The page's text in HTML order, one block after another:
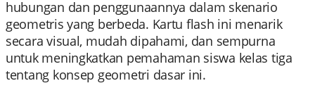
hubungan dan penggunaannya dalam skenario
geometris yang berbeda. Kartu flash ini menarik
secara visual, mudah dipahami, dan sempurna
untuk meningkatkan pemahaman siswa kelas tiga
tentang konsep geometri dasar ini.